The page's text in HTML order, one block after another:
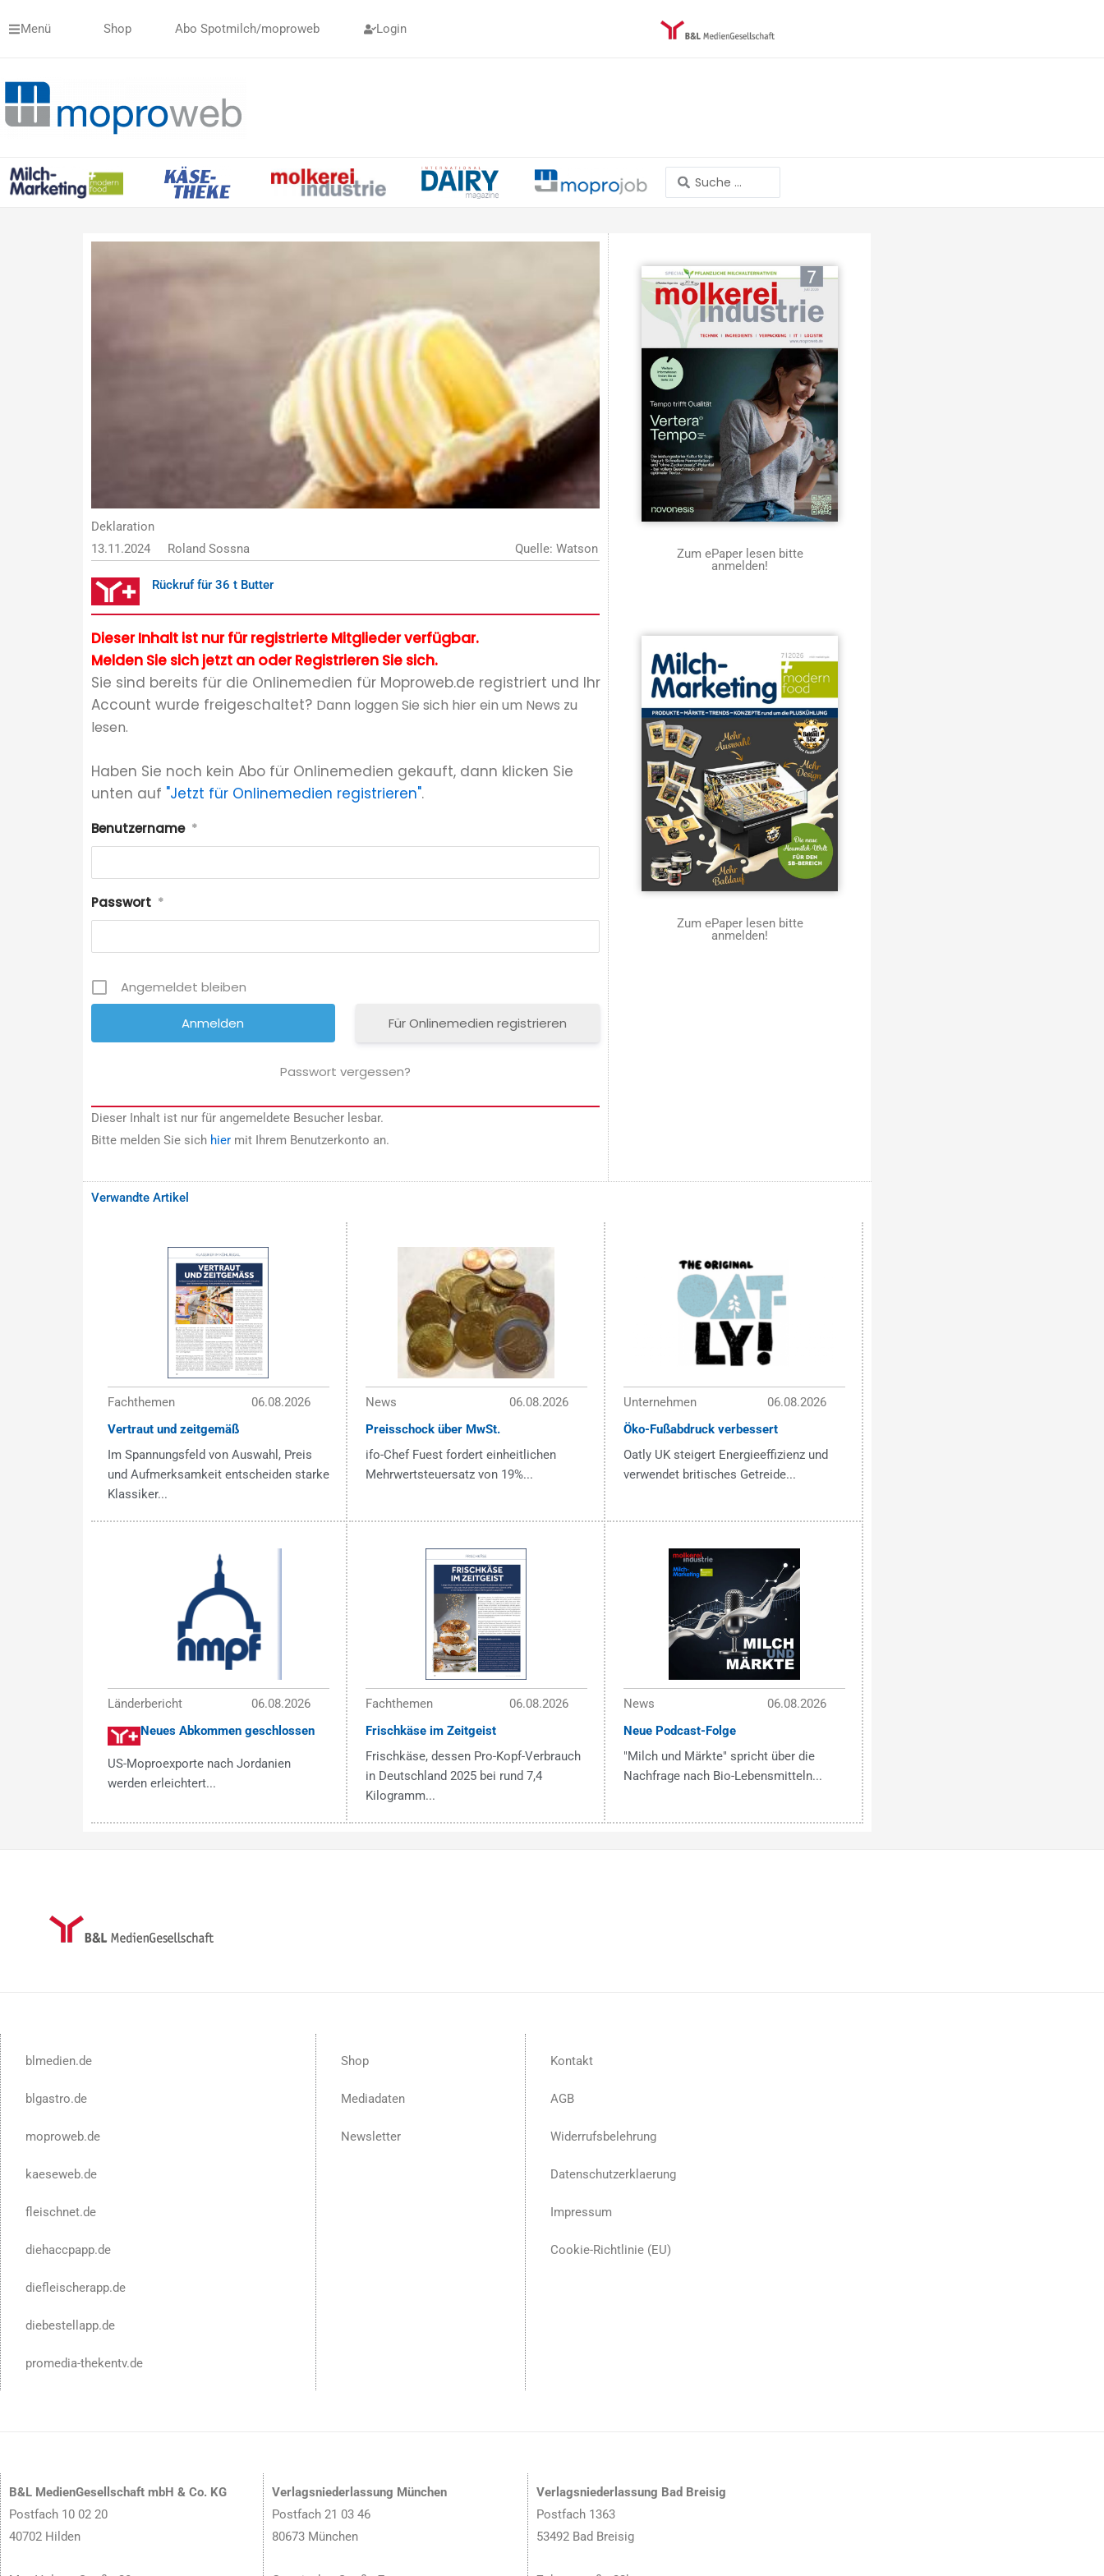
InhaltMenü Shop Abo Spotmilch/moproweb Login
Search
...
Deklaration
13.11.2024
Roland Sossna Quelle: Watson
Rückruf für 36 t Butter
Dieser Inhalt ist nur für registrierte Mitglieder verfügbar.
Melden Sie sich jetzt an oder Registrieren Sie sich.
Sie sind bereits für die Onlinemedien für Moproweb.de registriert und Ihr
Account wurde freigeschaltet? Dann loggen Sie sich hier ein um News zu
lesen.
Haben Sie noch kein Abo für Onlinemedien gekauft, dann klicken Sie
unten auf "Jetzt für Onlinemedien registrieren".
Benutzername *
Passwort *
Angemeldet bleiben
Für Onlinemedien registrieren
Passwort vergessen?
Dieser Inhalt ist nur für angemeldete Besucher lesbar.
Bitte melden Sie sich hiermit Ihrem Benutzerkonto an.
Zum ePaper lesen bitte
anmelden!
Zum ePaper lesen bitte
anmelden!
Verwandte Artikel
Fachthemen
06.08.2026
Vertraut und zeitgemäß
Im Spannungsfeld von Auswahl, Preis
und Aufmerksamkeit entscheiden starke
Klassiker...
News
06.08.2026
Preisschock über MwSt.
ifo-Chef Fuest fordert einheitlichen
Mehrwertsteuersatz von 19%...
Unternehmen
06.08.2026
Öko-Fußabdruck verbessert
Oatly UK steigert Energieeffizienz und
verwendet britisches Getreide...
Länderbericht
06.08.2026
Neues Abkommen geschlossen
US-Moproexporte nach Jordanien
werden erleichtert...
Fachthemen
06.08.2026
Frischkäse im Zeitgeist
Frischkäse, dessen Pro-Kopf-Verbrauch
in Deutschland 2025 bei rund 7,4
Kilogramm...
News
06.08.2026
Neue Podcast-Folge
"Milch und Märkte" spricht über die
Nachfrage nach Bio-Lebensmitteln...
blmedien.de
blgastro.de
moproweb.de
kaeseweb.de
fleischnet.de
diehaccpapp.de
diefleischerapp.de
diebestellapp.de
promedia-thekentv.de
Shop
Mediadaten
Newsletter
Kontakt
AGB
Widerrufsbelehrung
Datenschutzerklaerung
Impressum
Cookie-Richtlinie (EU)
B&L MedienGesellschaft mbH & Co. KG
Postfach 10 02 20
40702 Hilden
Verlagsniederlassung München
Postfach 21 03 46
80673 München
Verlagsniederlassung Bad Breisig
Postfach 1363
53492 Bad Breisig